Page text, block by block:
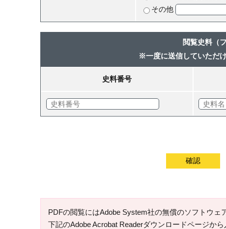
その他
閲覧史料（
※一度に送信していただ
史料番号
確認
PDFの閲覧にはAdobe System社の無償のソフトウェ
下記のAdobe Acrobat Readerダウンロードページから